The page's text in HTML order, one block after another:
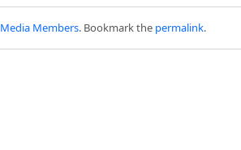
Media Members. Bookmark the permalink.